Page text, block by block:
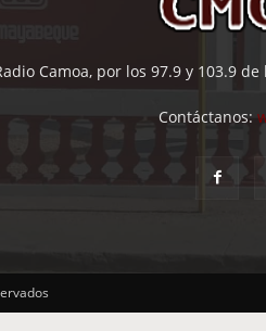
Camoa, por los 97.9 y 103.9
Contáctanos: